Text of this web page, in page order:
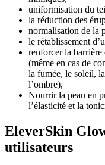
uniformisation du
la réduction des
normalisation de la
le rétablissement
renforcer la barrière
(même en cas de
la fumée, le soleil,
l’ombre),
Nourrir la peau en
l’élasticité et la
EleverSkin
utilisateurs